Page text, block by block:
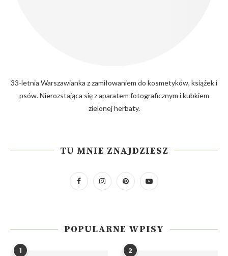
33-letnia Warszawianka z zamiłowaniem do kosmetyków, książek i
psów. Nierozstająca się z aparatem fotograficznym i kubkiem
zielonej herbaty.
TU MNIE ZNAJDZIESZ
POPULARNE WPISY
1 2